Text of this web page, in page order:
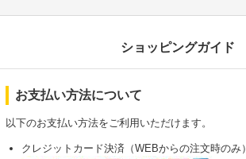
ショッピングガイド
お支払い方法について
以下のお支払い方法をご利用いただけます。
クレジットカード決済（WEBからの注文時のみ）